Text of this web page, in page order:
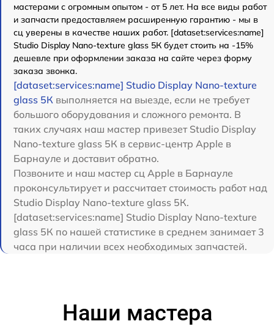
мастерами с огромным опытом - от 5 лет. На все виды работ
и запчасти предоставляем расширенную гарантию - мы в
сц уверены в качестве наших работ. [dataset:services:name]
Studio Display Nano-texture glass 5К будет стоить на -15%
дешевле при оформлении заказа на сайте через форму
заказа звонка.
[dataset:services:name] Studio Display Nano-texture
glass 5К выполняется на выезде, если не требует
большого оборудования и сложного ремонта. В
таких случаях наш мастер привезет Studio Display
Nano-texture glass 5К в сервис-центр Apple в
Барнауле и доставит обратно.
Позвоните и наш мастер сц Apple в Барнауле
проконсультирует и рассчитает стоимость работ над
Studio Display Nano-texture glass 5К.
[dataset:services:name] Studio Display Nano-texture
glass 5К по нашей статистике в среднем занимает 3
часа при наличии всех необходимых запчастей.
Наши мастера